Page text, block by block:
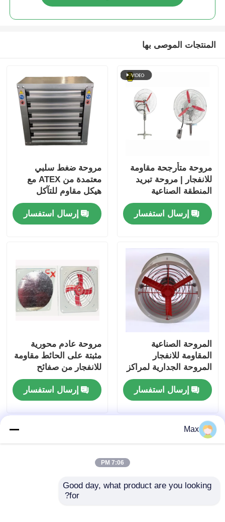
المنتجات الموصى بها
مروحة متأرجحة مقاومة
للانفجار | مروحة تبريد
المنطقة الصناعية
الخطرة
إرسال استفسار
مروحة ضغط سلبي
معتمدة من ATEX مع
هيكل مقاوم للتآكل
وتدفق الهواء العالي
للمناطق الخطرة
إرسال استفسار
المروحة الصناعية
المقاومة للانفجار
المروحة الجدارية لمراكز
الرش
إرسال استفسار
مروحة عادم محورية
مثبتة على الحائط مقاومة
للانفجار من صفائح
حديدية سميكة IP55
إرسال استفسار
Max
7:06 PM
Good day, what product are you looking
for?